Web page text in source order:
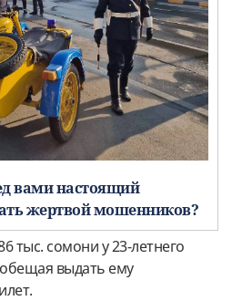
вами настоящий
жертвой мошенников?
тыс. сомони у 23-летнего
выдать ему